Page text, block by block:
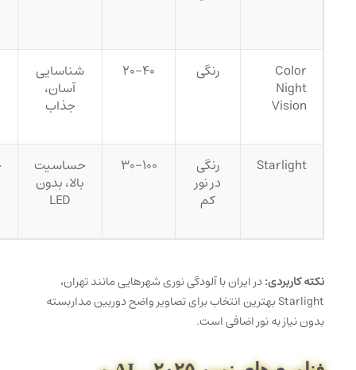
Color
Night
Vision
رنگی ۲۰-۴۰ شناسایی
آسان،
جذاب
Starlight رنگی
در نور
کم
۳۰-۱۰۰ حساسیت
بالا، بدون
LED
نکته کاربردی:در ایران با آلودگی نوری شهرهایی مانند تهران،
Starlight بهترین انتخاب برای تصاویر واضح دوربین مداربسته
بدون نیاز به نور اضافی است.